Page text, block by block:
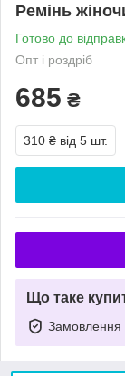
Ремінь
Готово до
Опт і роздріб
685 ₴
310 ₴ від 5 шт.
Що таке
Замовлення